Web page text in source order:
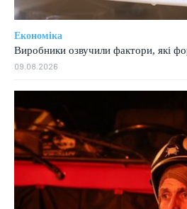
Економіка
Виробники озвучили фактори, які
09.08.2026